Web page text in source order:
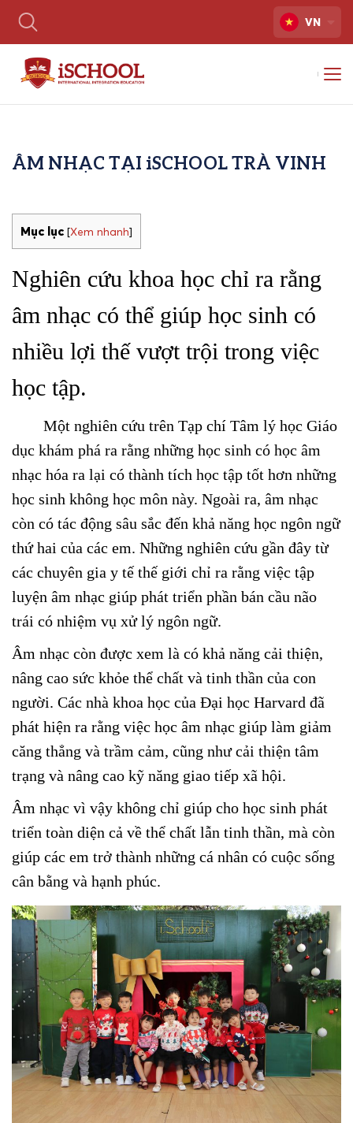
VN
ÂM NHẠC TẠI iSCHOOL TRÀ VINH
Mục lục [Xem nhanh]
Nghiên cứu khoa học chỉ ra rằng
âm nhạc có thể giúp học sinh có
nhiều lợi thế vượt trội trong việc
học tập.
Một nghiên cứu trên Tạp chí Tâm lý học Giáo
dục khám phá ra rằng những học sinh có học âm
nhạc hóa ra lại có thành tích học tập tốt hơn những
học sinh không học môn này. Ngoài ra, âm nhạc
còn có tác động sâu sắc đến khả năng học ngôn ngữ
thứ hai của các em. Những nghiên cứu gần đây từ
các chuyên gia y tế thế giới chỉ ra rằng việc tập
luyện âm nhạc giúp phát triển phần bán cầu não
trái có nhiệm vụ xử lý ngôn ngữ.
Âm nhạc còn được xem là có khả năng cải thiện,
nâng cao sức khỏe thể chất và tinh thần của con
người. Các nhà khoa học của Đại học Harvard đã
phát hiện ra rằng việc học âm nhạc giúp làm giảm
căng thẳng và trầm cảm, cũng như cải thiện tâm
trạng và nâng cao kỹ năng giao tiếp xã hội.
Âm nhạc vì vậy không chỉ giúp cho học sinh phát
triển toàn diện cả về thể chất lẫn tinh thần, mà còn
giúp các em trở thành những cá nhân có cuộc sống
cân bằng và hạnh phúc.